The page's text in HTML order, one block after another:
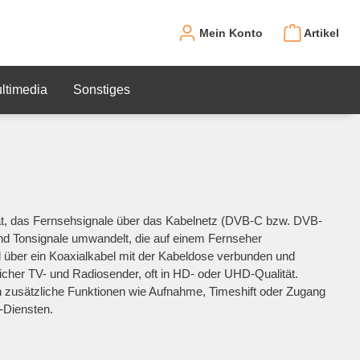
Mein Konto Artikel
Sonstiges
das Fernsehsignale über das Kabelnetz (DVB-C bzw. DVB-
Tonsignale umwandelt, die auf einem Fernseher
ein Koaxialkabel mit der Kabeldose verbunden und
TV- und Radiosender, oft in HD- oder UHD-Qualität.
Funktionen wie Aufnahme, Timeshift oder Zugang